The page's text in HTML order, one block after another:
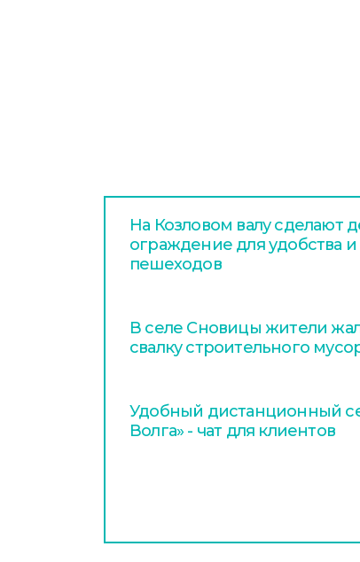
На Козловом валу сделают
ограждение для удобства и
пешеходов
В селе Сновицы жители
свалку строительного
Удобный дистанционный
Волга» - чат для клиентов